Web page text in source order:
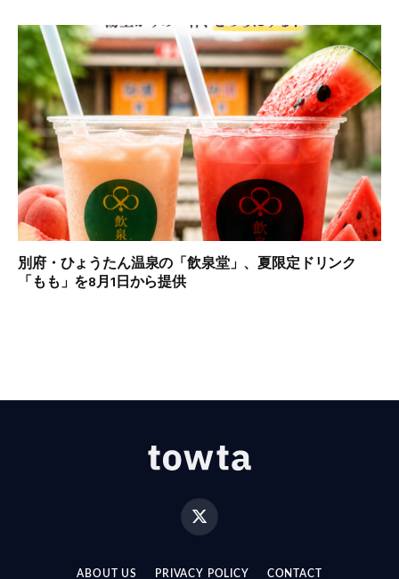
別府・ひょうたん温泉の「飲泉堂」、夏限定ドリンク
「もも」を8月1日から提供
X
(Twitter)
ABOUT US PRIVACY POLICY CONTACT